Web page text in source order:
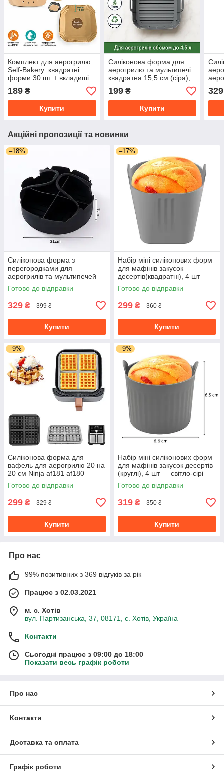
Комплект для аерогрилю
Self-Bakery: квадратні
форми 30 шт + вкладиші
30 шт (16х16 см)
189 ₴
Купити
Силіконова форма для
аерогрилю та мультипечі
квадратна 15,5 см (сіра),
кошик для фритюрниці
199₴
Купити
329
Акційні пропозиції та новинки
–18%
Силіконова форма з
перегородками для
аерогрилів та мультипечей
21 см термостійка
Готово до відправки
329 ₴ 399 ₴
Купити
–17%
Набір міні силіконових форм
для мафінів закусок
десертів(квадратні), 4 шт —
світло-сірі
Готово до відправки
299 ₴ 360 ₴
Купити
–9%
Силіконова форма для
вафель для аерогрилю 20 на
20 см Ninja af181 af180
af141af140
Готово до відправки
299 ₴ 329 ₴
Купити
–9%
Набір міні силіконових форм
для мафінів закусок десертів
(круглі), 4 шт — світло-сірі
Готово до відправки
319 ₴ 350 ₴
Купити
Про нас
99% позитивних з 369 відгуків за рік
Працює з 02.03.2021
м. с. Хотів
вул. Партизанська, 37, 08171, с. Хотів, Україна
Контакти
Сьогодні працює з 09:00 до 18:00
Показати весь графік роботи
Про нас
Контакти
Доставка та оплата
Графік роботи